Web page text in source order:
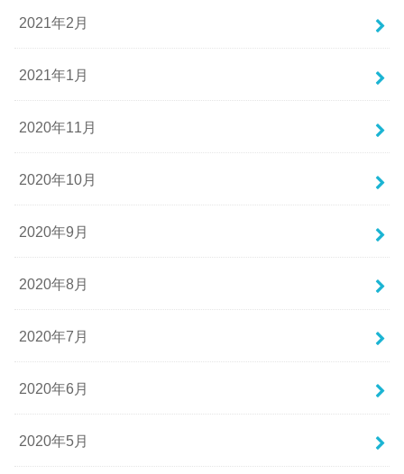
2021年2月
2021年1月
2020年11月
2020年10月
2020年9月
2020年8月
2020年7月
2020年6月
2020年5月